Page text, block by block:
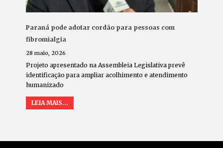
Paraná pode adotar cordão para pessoas com
fibromialgia
28 maio, 2026
Projeto apresentado na Assembleia Legislativa prevê
identificação para ampliar acolhimento e atendimento
humanizado
LEIA MAIS...